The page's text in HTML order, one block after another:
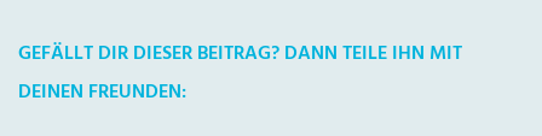
GEFÄLLT DIR DIESER BEITRAG? DANN TEILE IHN MIT
DEINEN FREUNDEN: